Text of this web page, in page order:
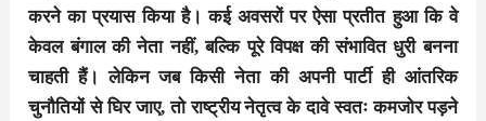
करने का प्रयास किया है। कई अवसरों पर ऐसा प्रतीत हुआ कि वे
केवल बंगाल की नेता नहीं, बल्कि पूरे विपक्ष की संभावित धुरी बनना
चाहती हैं। लेकिन जब किसी नेता की अपनी पार्टी ही आंतरिक
चुनौतियों से घिर जाए, तो राष्ट्रीय नेतृत्व के दावे स्वतः कमजोर पड़ने